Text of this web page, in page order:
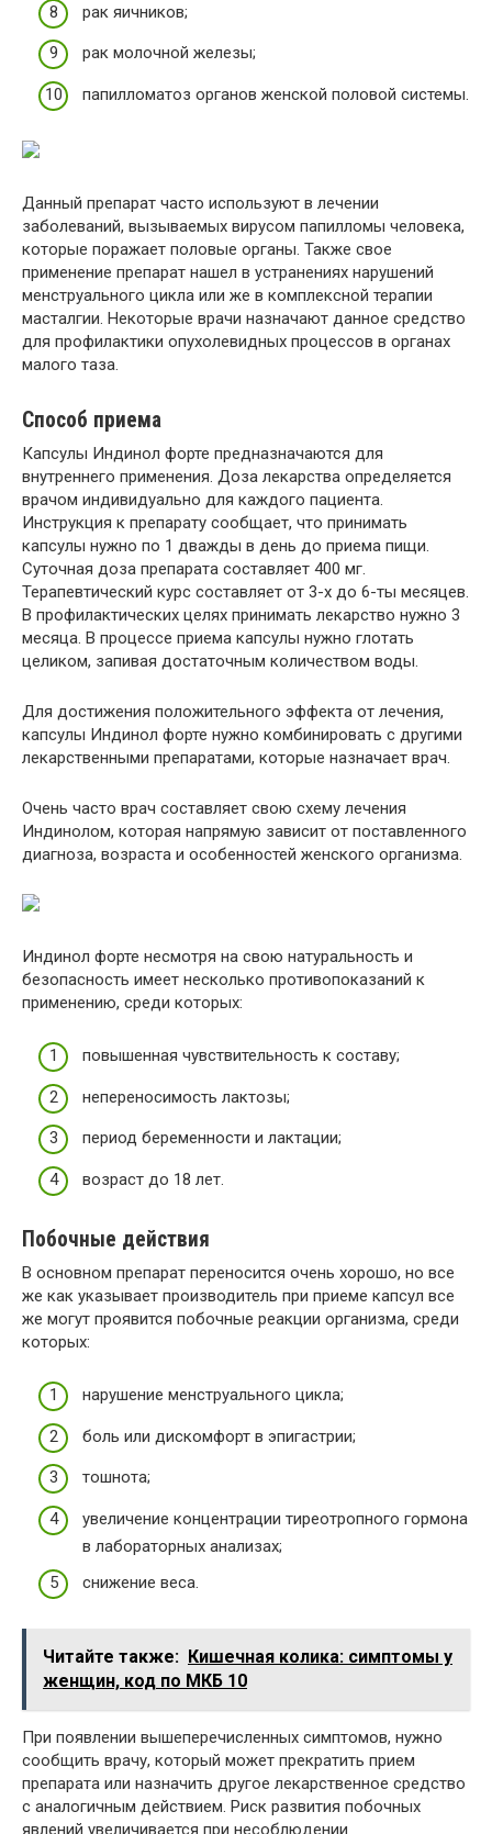
рак яичников;
рак молочной железы;
папилломатоз органов женской половой системы.
Данный препарат часто используют в лечении
заболеваний, вызываемых вирусом папилломы человека,
которые поражает половые органы. Также свое
применение препарат нашел в устранениях нарушений
менструального цикла или же в комплексной терапии
масталгии. Некоторые врачи назначают данное средство
для профилактики опухолевидных процессов в органах
малого таза.
Способ приема
Капсулы Индинол форте предназначаются для
внутреннего применения. Доза лекарства определяется
врачом индивидуально для каждого пациента.
Инструкция к препарату сообщает, что принимать
капсулы нужно по 1 дважды в день до приема пищи.
Суточная доза препарата составляет 400 мг.
Терапевтический курс составляет от 3-х до 6-ты месяцев.
В профилактических целях принимать лекарство нужно 3
месяца. В процессе приема капсулы нужно глотать
целиком, запивая достаточным количеством воды.
Для достижения положительного эффекта от лечения,
капсулы Индинол форте нужно комбинировать с другими
лекарственными препаратами, которые назначает врач.
Очень часто врач составляет свою схему лечения
Индинолом, которая напрямую зависит от поставленного
диагноза, возраста и особенностей женского организма.
Индинол форте несмотря на свою натуральность и
безопасность имеет несколько противопоказаний к
применению, среди которых:
повышенная чувствительность к составу;
непереносимость лактозы;
период беременности и лактации;
возраст до 18 лет.
Побочные действия
В основном препарат переносится очень хорошо, но все
же как указывает производитель при приеме капсул все
же могут проявится побочные реакции организма, среди
которых:
нарушение менструального цикла;
боль или дискомфорт в эпигастрии;
тошнота;
увеличение концентрации тиреотропного гормона
в лабораторных анализах;
снижение веса.
Читайте также: Кишечная колика: симптомы у
женщин, код по МКБ 10
При появлении вышеперечисленных симптомов, нужно
сообщить врачу, который может прекратить прием
препарата или назначить другое лекарственное средство
с аналогичным действием. Риск развития побочных
явлений увеличивается при несоблюдении